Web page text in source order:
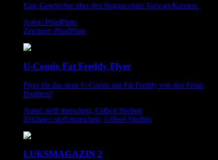
Eine Geschichte über den Beginn einer Torwart-Karriere.
Autor: PixelPluto
Zeichner: PixelPluto
U-Comix Fat Freddy Flyer
Flyer für das neue U-Comix mit Fat Freddy von den Freak
Brothers!
Autor: steff murschetz, Gilbert Shelton
Zeichner: steff murschetz, Gilbert Shelton
LUKSMAGAZIN 2